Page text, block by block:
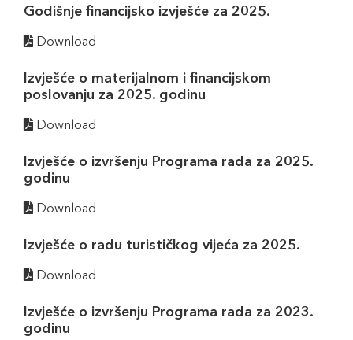
Godišnje financijsko izvješće za 2025.
Download
Izvješće o materijalnom i financijskom
poslovanju za 2025. godinu
Download
Izvješće o izvršenju Programa rada za 2025.
godinu
Download
Izvješće o radu turističkog vijeća za 2025.
Download
Izvješće o izvršenju Programa rada za 2023.
godinu